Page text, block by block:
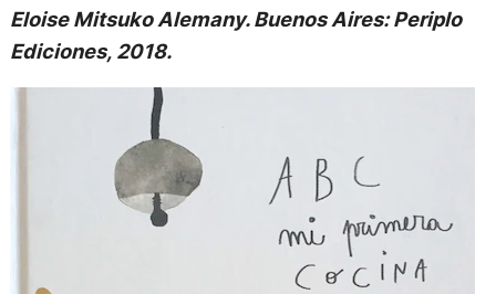
Eloise Mitsuko Alemany. Buenos Aires: Periplo
Ediciones, 2018.